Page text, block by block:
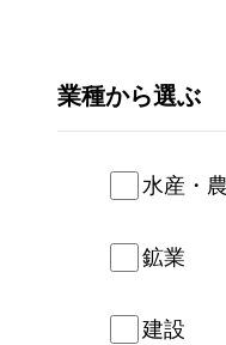
業種
水産・
鉱業
建設